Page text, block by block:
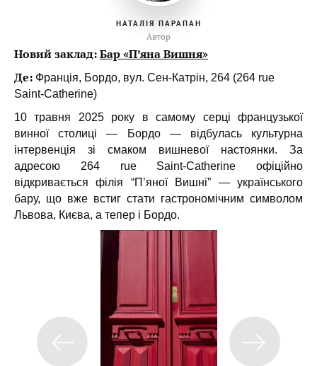
НАТАЛІЯ ПАРАПАН
Автор
Новий заклад:Бар «П’яна Вишня»
Де: Франція, Бордо, вул. Сен-Катрін, 264 (264 rue
Saint-Catherine)
10 травня 2025 року в самому серці французької
винної столиці — Бордо — відбулась культурна
інтервенція зі смаком вишневої настоянки. За
адресою 264 rue Saint-Catherine офіційно
відкривається філія “П’яної Вишні” — українського
бару, що вже встиг стати гастрономічним символом
Львова, Києва, а тепер і Бордо.